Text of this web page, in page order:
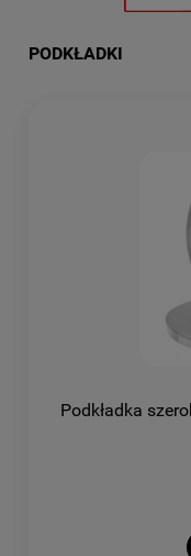
PODKŁADKI
Podkładka